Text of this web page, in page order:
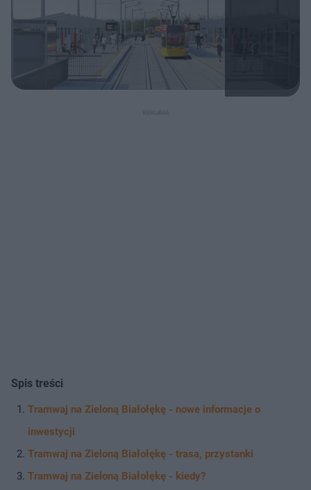
Spis treści
Tramwaj na Zieloną Białołękę - nowe informacje o
inwestycji
Tramwaj na Zieloną Białołękę - trasa, przystanki
Tramwaj na Zieloną Białołękę - kiedy?